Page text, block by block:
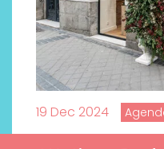
19 Dec 2024